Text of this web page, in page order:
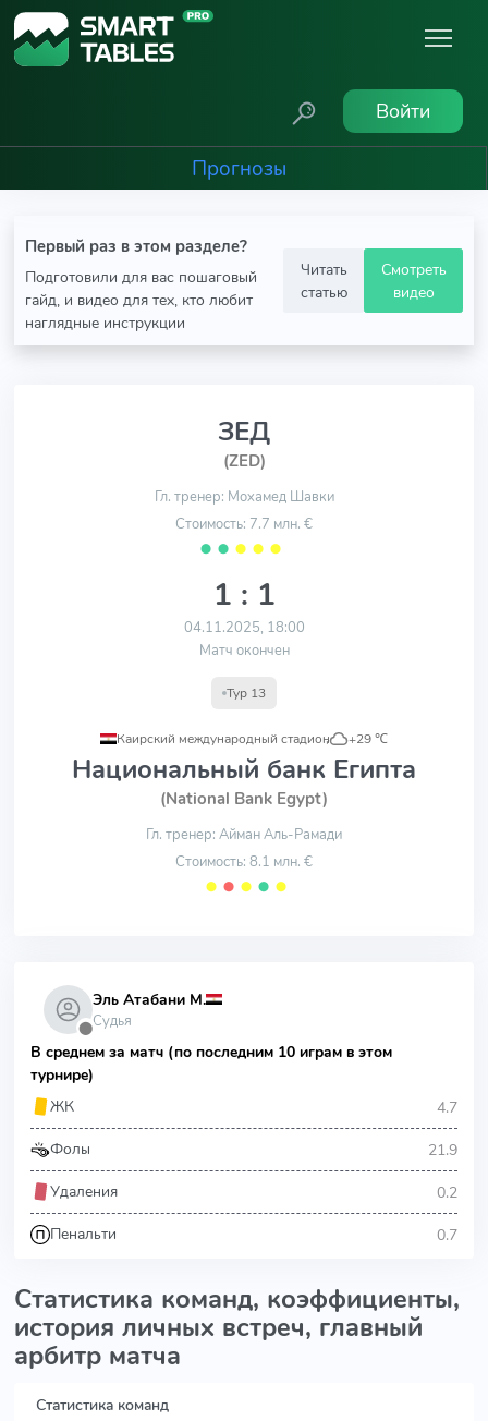
Войти
Прогнозы
Первый раз в этом разделе?
Подготовили для вас пошаговый
гайд, и видео для тех, кто любит
наглядные инструкции
Читать
статью
Смотреть
видео
ЗЕД
(ZED)
Гл. тренер: Мохамед Шавки
Стоимость: 7.7 млн. €
⬤ ⬤ ⬤ ⬤ ⬤
1 : 1
04.11.2025, 18:00
Матч окончен
Тур 13
Каирский международный стадион
, +29 ℃
Национальный банк Египта
(National Bank Egypt)
Гл. тренер: Айман Аль-Рамади
Стоимость: 8.1 млн. €
⬤ ⬤ ⬤ ⬤ ⬤
⬤
Эль Атабани М.
Судья
В среднем за матч (по последним 10 играм в этом
турнире)
ЖК
4.7
Фолы 21.9
Удаления 0.2
Пенальти 0.7
Статистика команд, коэффициенты,
история личных встреч, главный
арбитр матча
Статистика команд